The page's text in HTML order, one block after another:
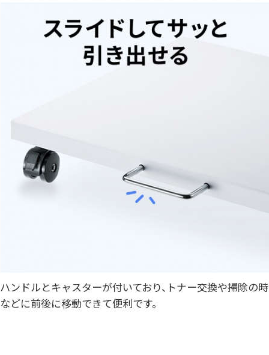
ハンドルとキャスターが付いており、トナー交換や掃除の時
などに前後に移動できて便利です。